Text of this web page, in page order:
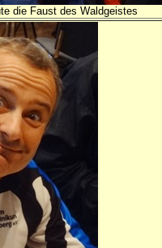
die Faust des Waldgeistes